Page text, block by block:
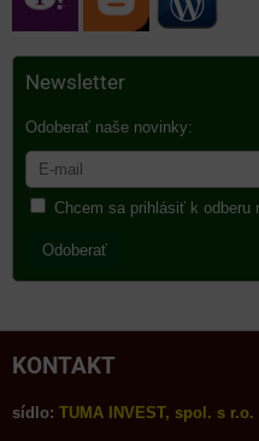
Newsletter
Odoberať naše novinky:
Chcem sa prihlásiť k odberu
Odoberať
KONTAKT
sídlo: TUMA INVEST, spol. s r.o.